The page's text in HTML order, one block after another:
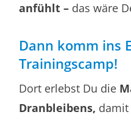
anfühlt – das wäre
Dann komm ins
Trainingscamp!
Dort erlebst Du die
Dranbleibens,